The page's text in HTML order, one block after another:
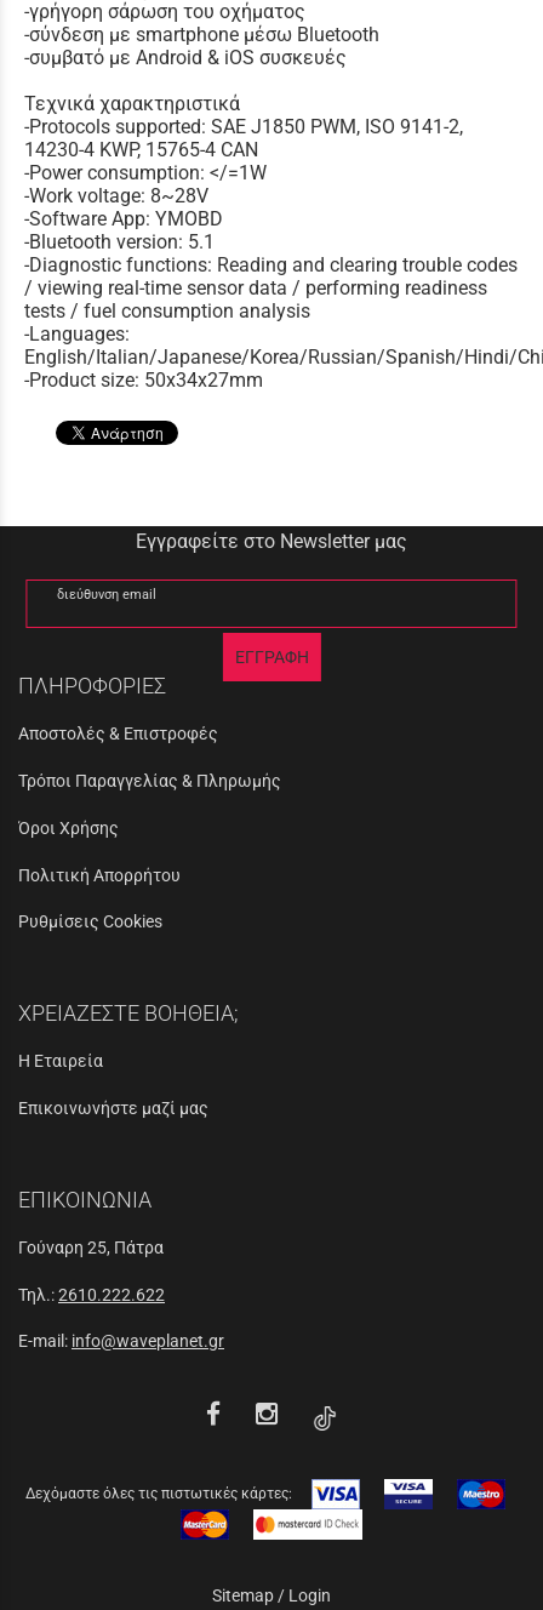
-γρήγορη σάρωση του οχήματος
-σύνδεση με smartphone μέσω Bluetooth
-συμβατό με Android & iOS συσκευές
Τεχνικά χαρακτηριστικά
-Protocols supported: SAE J1850 PWM, ISO 9141-2,
14230-4 KWP, 15765-4 CAN
-Power consumption: </=1W
-Work voltage: 8~28V
-Software App: YMOBD
-Bluetooth version: 5.1
-Diagnostic functions: Reading and clearing trouble codes
/ viewing real-time sensor data / performing readiness
tests / fuel consumption analysis
-Languages:
English/Italian/Japanese/Korea/Russian/Spanish/Hindi/
-Product size: 50x34x27mm
Εγγραφείτε στο Newsletter μας
διεύθυνση email
ΕΓΓΡΑΦΗ
ΠΛΗΡΟΦΟΡΙΕΣ
Αποστολές & Επιστροφές
Τρόποι Παραγγελίας & Πληρωμής
Όροι Χρήσης
Πολιτική Απορρήτου
Ρυθμίσεις Cookies
ΧΡΕΙΑΖΕΣΤΕ ΒΟΗΘΕΙΑ;
Η Εταιρεία
Επικοινωνήστε μαζί μας
ΕΠΙΚΟΙΝΩΝΙΑ
Γούναρη 25, Πάτρα
Τηλ.:2610.222.622
E-mail: info@waveplanet.gr
Δεχόμαστε όλες τις πιστωτικές κάρτες:
Sitemap / Login